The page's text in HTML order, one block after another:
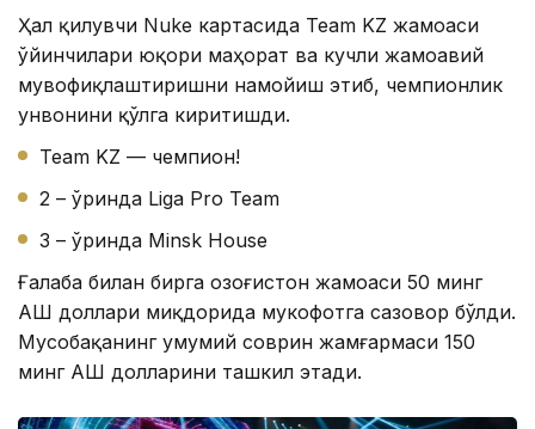
Ҳал қилувчи Nuke картасида Team KZ жамоаси
ўйинчилари юқори маҳорат ва кучли жамоавий
мувофиқлаштиришни намойиш этиб, чемпионлик
унвонини қўлга киритишди.
Team KZ — чемпион!
2 – ўринда Liga Pro Team
3 – ўринда Minsk House
Ғалаба билан бирга Қозоғистон жамоаси 50 минг
АҚШ доллари миқдорида мукофотга сазовор бўлди.
Мусобақанинг умумий соврин жамғармаси 150
минг АҚШ долларини ташкил этади.